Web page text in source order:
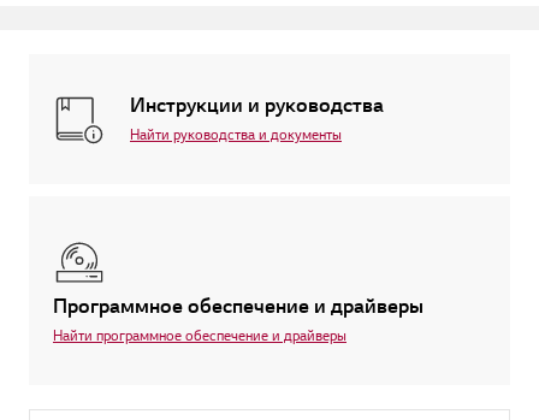
Инструкции и руководства
Найти руководства и документы
Программное обеспечение и драйверы
Найти программное обеспечение и драйверы